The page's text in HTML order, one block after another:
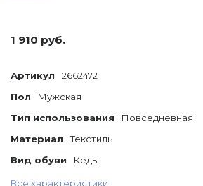
1 910 руб.
Артикул
2662472
Пол
Мужская
Тип использования
Повседневная
Материал
Текстиль
Вид обуви
Кеды
Все характеристики